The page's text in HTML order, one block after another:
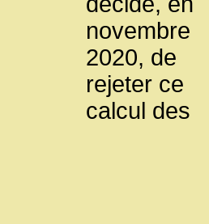
novembre
2020, de
rejeter ce
calcul des